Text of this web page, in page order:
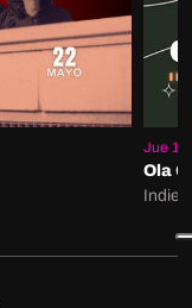
Jue 15
Ola
Indie